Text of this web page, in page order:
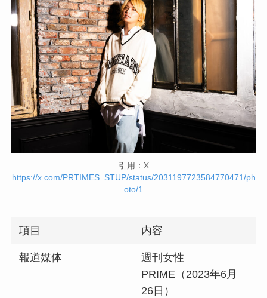
引用：X
https://x.com/PRTIMES_STUP/status/2031197723584770471/ph
oto/1
項目 内容
報道媒体
週刊女性
PRIME（2023年6月
26日）